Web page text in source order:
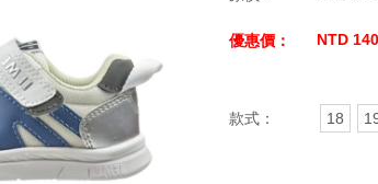
優惠價： NTD
款式： 18